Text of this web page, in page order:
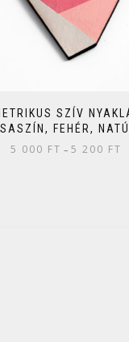
SZÍV
FEHÉR,
5 000 FT –5 200 FT